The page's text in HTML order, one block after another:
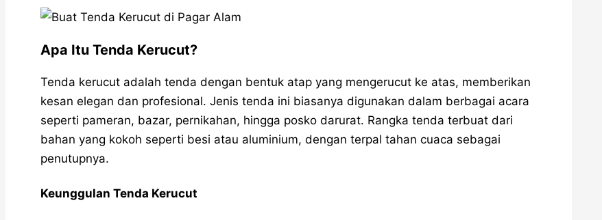
Apa Itu Tenda Kerucut?
Tenda kerucut adalah tenda dengan bentuk atap yang mengerucut ke atas, memberikan
kesan elegan dan profesional. Jenis tenda ini biasanya digunakan dalam berbagai acara
seperti pameran, bazar, pernikahan, hingga posko darurat. Rangka tenda terbuat dari
bahan yang kokoh seperti besi atau aluminium, dengan terpal tahan cuaca sebagai
penutupnya.
Keunggulan Tenda Kerucut